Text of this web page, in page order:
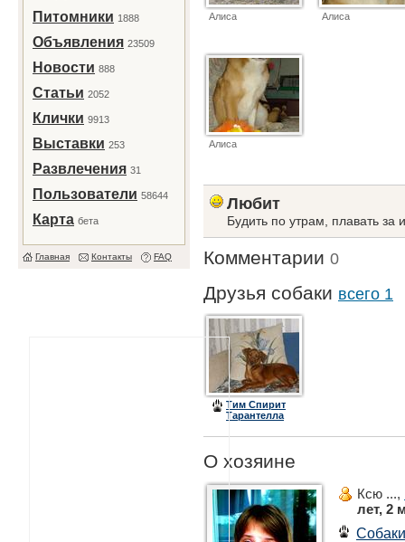
Питомники 1888
Объявления 23509
Новости 888
Статьи 2052
Клички 9913
Выставки 253
Развлечения 31
Пользователи 58644
Карта бета
Главная Контакты FAQ
Алиса Алиса
Алиса
Любит
Будить по утрам, плавать за
Комментарии 0
Друзья собаки всего 1
Тим Спирит
Тарантелла
О хозяине
Ксю ...,
лет, 2
Собаки